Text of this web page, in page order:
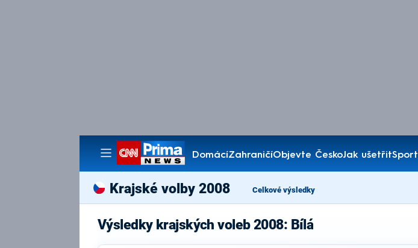
DomácíZahraničíObjevte ČeskoJak ušetřitSport
Pořady
Krajské volby 2008 Celkové výsledky
Výsledky krajských voleb 2008: Bílá